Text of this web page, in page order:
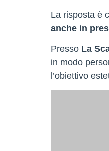
La risposta è
anche in
Presso La
in modo
l’obiettivo